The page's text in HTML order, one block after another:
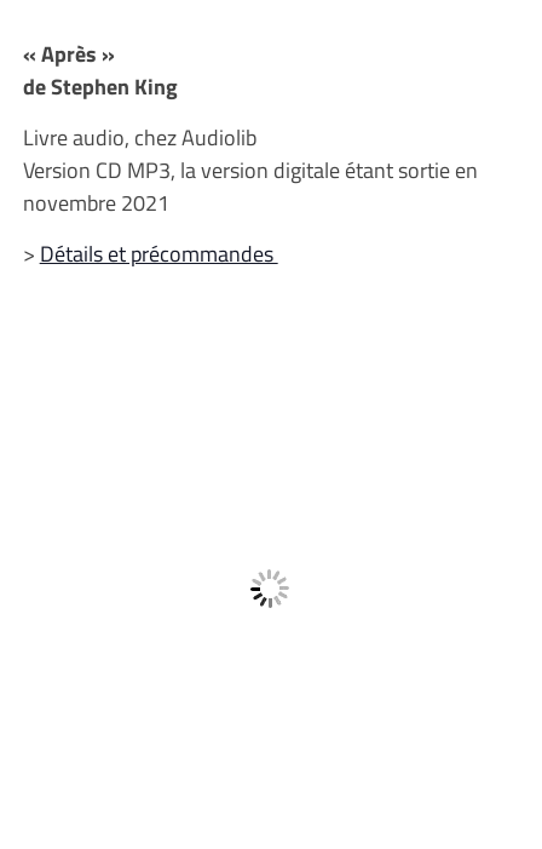
« Après »
de Stephen King
Livre audio, chez Audiolib
Version CD MP3, la version digitale étant sortie en
novembre 2021
> Détails et précommandes